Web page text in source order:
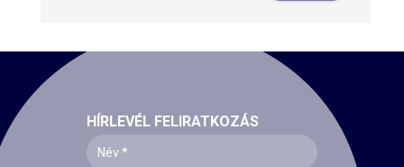
HÍRLEVÉL FELIRATKOZÁS